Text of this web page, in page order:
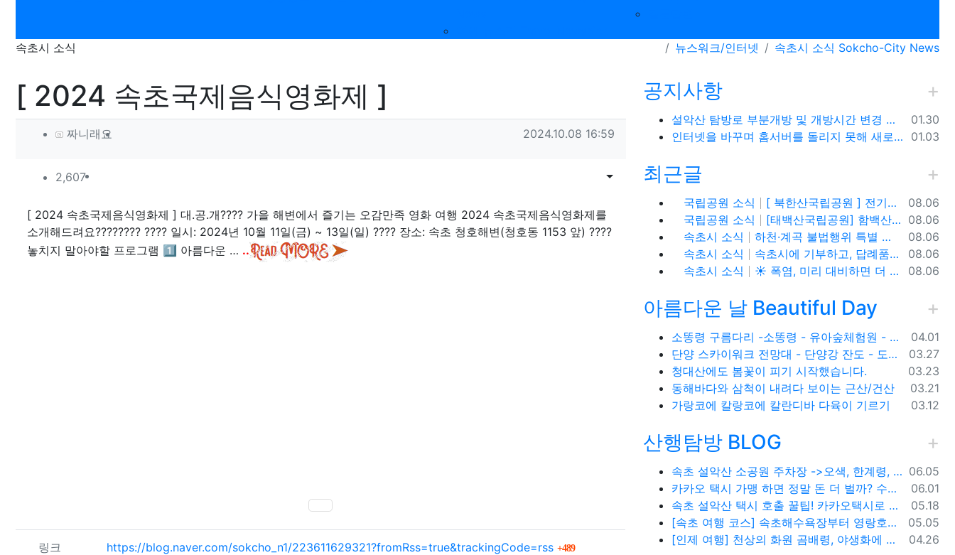
속초시 소식 뉴스워크/인터넷 속초시 소식 Sokcho-City News
[ 2024 속초국제음식영화제 ]
작성자 정보
짜니래요 작성일
2024.10.08 16:59
컨텐츠 정보
2,607조회 목록게시물 옵션
본문
[ 2024 속초국제음식영화제 ] 대.공.개???? 가을 해변에서 즐기는 오감만족 영화 여행 2024 속초국제음식영화제를
소개해드려요???????? ???? 일시: 2024년 10월 11일(금) ~ 13일(일) ???? 장소: 속초 청호해변(청호동 1153 앞) ????
놓치지 말아야할 프로그램 1️⃣ 아름다운 … ..
SNS 공유
관련자료
링크 https://blog.naver.com/sokcho_n1/223611629321?fromRss=true&trackingCode=rss 489회 연결
공지사항
등록일
01.30
설악산 탐방로 부분개방 및 개방시간 변경 안내(1.26.(금), 04:00 기준)
등록일
01.03
인터넷을 바꾸며 홈서버를 돌리지 못해 새로 시작합니다.
최근글
등록일
08.06
국립공원 소식
[ 북한산국립공원 ] 전기차,수소차 등 무공해차량만 이용할 수 있는100% 친환경 야영장 - 북한산 사기막야영장
등록일
08.06
국립공원 소식
[태백산국립공원] 함백산, 운무가 가득한 싱그러운 풍경 속을 걷다
등록일
08.06
속초시 소식
하천·계곡 불법행위 특별 단속기간 운영
등록일
08.06
속초시 소식
속초시에 기부하고, 답례품도 1+1으로 받아가세요!
등록일
08.06
속초시 소식 ☀️ 폭염, 미리 대비하면 더 안전합니다!
아름다운 날 Beautiful Day
등록일
04.01
소똥령 구름다리 -소똥령 - 유아숲체험원 - 장신유원지 / 캠핑장
등록일
03.27
단양 스카이워크 전망대 - 단양강 잔도 - 도담삼봉 / 석문 - 영월 청령포 입장료 주차료
등록일
03.23
청대산에도 봄꽃이 피기 시작했습니다.
등록일
03.21
동해바다와 삼척이 내려다 보이는 근산/건산
등록일
03.12
가랑코에 칼랑코에 칼란디바 다육이 기르기
산행탐방 BLOG
등록일
06.05
속초 설악산 소공원 주차장 ->오색, 한계령, 남교리, 백담사 용대리 택시 예약 방법
등록일
06.01
카카오 택시 가맹 하면 정말 돈 더 벌까? 수수료 대비 수익 분석과 비가맹의 영리한 선택
등록일
05.18
속초 설악산 택시 호출 꿀팁! 카카오택시로 빠르고 편하게 이용하는 방법
등록일
05.05
[속초 여행 코스] 속초해수욕장부터 영랑호까지, 꼭 가봐야 할 BEST 5
등록일
04.26
[인제 여행] 천상의 화원 곰배령, 야생화에 물들다 (예약 및 코스 팁)